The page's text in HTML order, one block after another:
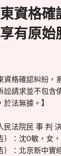
資格
有原
資格確認糾紛
訟請求並不包含
法無據。】
民法院民 事 判
）：沈O敏，女
）：北京新中